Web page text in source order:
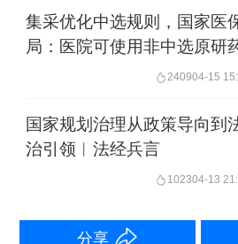
重技术赋能，高效发力
动不再满足于零敲碎打
模式的根本性革新。
在注重问题导向方面，
大“靶心”。汪世忠介绍
深、阻力最大的四类堵
集采优化中选规则，国家医
局：医院可使用非中选原研
240904-15
国家规划治理从政策导向到
治引领︱法经兵言
102304-13
分享